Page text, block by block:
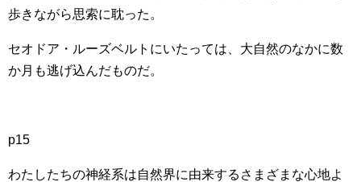
歩きながら思索に耽った。
セオドア・ルーズベルトにいたっては、大自然のなかに数
か月も逃げ込んだものだ。
p15
わたしたちの神経系は自然界に由来するさまざまな心地よ